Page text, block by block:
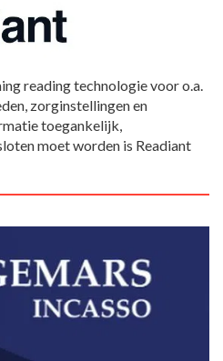
reading technologie voor o.a.
zorginstellingen en
toegankelijk,
moet worden is Readiant